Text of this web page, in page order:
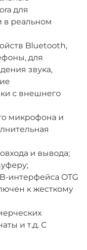
для
в реальном
Bluetooth,
для
звука,
с внешнего
микрофона и
и вывода;
интерфейса OTG
к жесткому
и т.д. С